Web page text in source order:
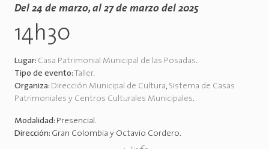
Del 24 de marzo, al 27 de marzo del 2025
14h30
Lugar: Casa Patrimonial Municipal de las Posadas.
Tipo de evento: Taller.
Organiza: Dirección Municipal de Cultura, Sistema de Casas
Patrimoniales y Centros Culturales Municipales.
Modalidad: Presencial.
Dirección: Gran Colombia y Octavio Cordero.